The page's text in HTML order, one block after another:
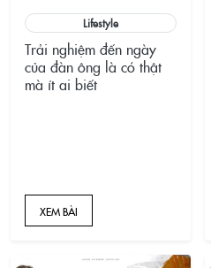
Lifestyle
Trải nghiệm đến ngày
của đàn ông là có thật
mà ít ai biết
XEM BÀI